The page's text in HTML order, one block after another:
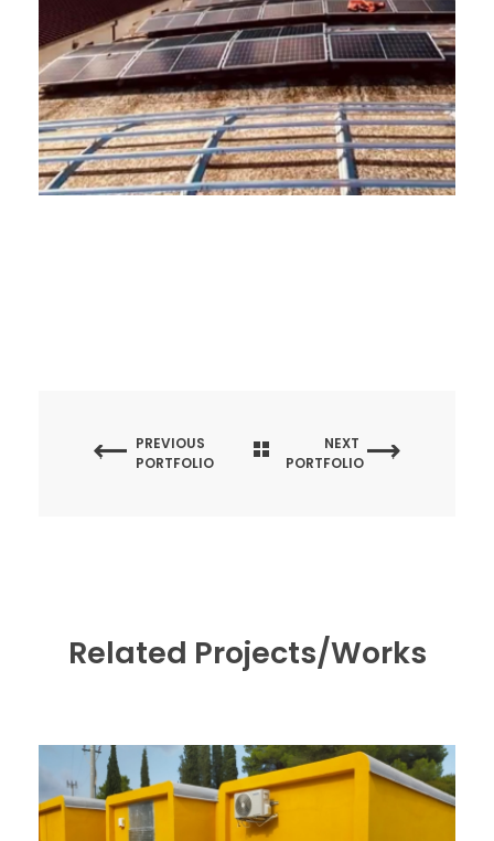
PREVIOUS
PORTFOLIO
NEXT
PORTFOLIO
Related Projects/Works